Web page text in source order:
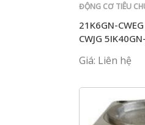
ĐỘNG CƠ TIÊU
21K6GN-
CWJG
Giá: Liên hệ